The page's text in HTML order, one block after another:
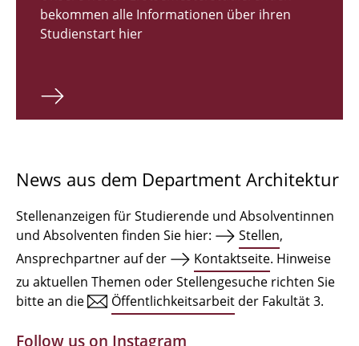
Bachelor Architektur
Master Architektur
Qualifikationsprofil
Institute
Einrichtungen
Zeichensäle
MBW | Modellbauwerkstatt
bekommen alle Informationen über ihren
Studienstart hier
News aus dem Department Architektur
Stellenanzeigen für Studierende und Absolventinnen
und Absolventen finden Sie hier:
Stellen,
Ansprechpartner auf der
Kontaktseite. Hinweise
zu aktuellen Themen oder Stellengesuche richten Sie
bitte an die
Öffentlichkeitsarbeit der Fakultät 3.
Follow us on Instagram